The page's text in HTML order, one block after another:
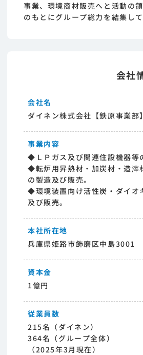
事業、環境商材販売へと活動の
のもとにグループ総力を結集して
会社
会社名
ダイネン株式会社【鉄原事業部】
事業内容
◆ＬＰガス及び関連住設機器等
◆転炉用昇熱材・加炭材・造滓
の製造及び販売。
◆環境装置向け活性炭・ダイオ
及び販売。
本社所在地
兵庫県姫路市飾磨区中島3001
資本金
1億円
従業員数
215名（ダイネン）
364名（グループ全体）
（2025年3月現在）